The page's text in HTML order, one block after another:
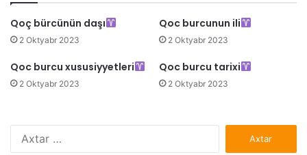
Qoç bürcünün daşı
2 Oktyabr 2023
Qoc burcunun ili
2 Oktyabr 2023
Qoc burcu xususiyyetleri
2 Oktyabr 2023
Qoc burcu tarixi
2 Oktyabr 2023